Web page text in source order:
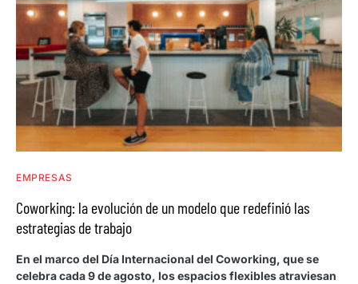
EMPRESAS
Coworking: la evolución de un modelo que redefinió las
estrategias de trabajo
En el marco del Día Internacional del Coworking, que se
celebra cada 9 de agosto, los espacios flexibles atraviesan